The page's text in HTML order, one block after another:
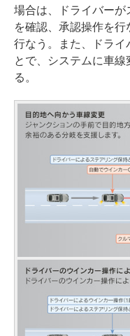
場合は、ドライバー
を確認、承認操作を
行なう。また、ドライ
とで、システムに車
る。